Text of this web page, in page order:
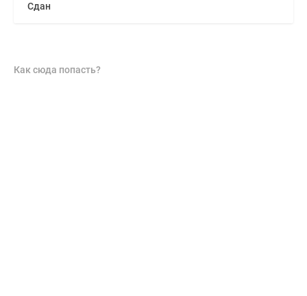
Сдан
Как сюда попасть?